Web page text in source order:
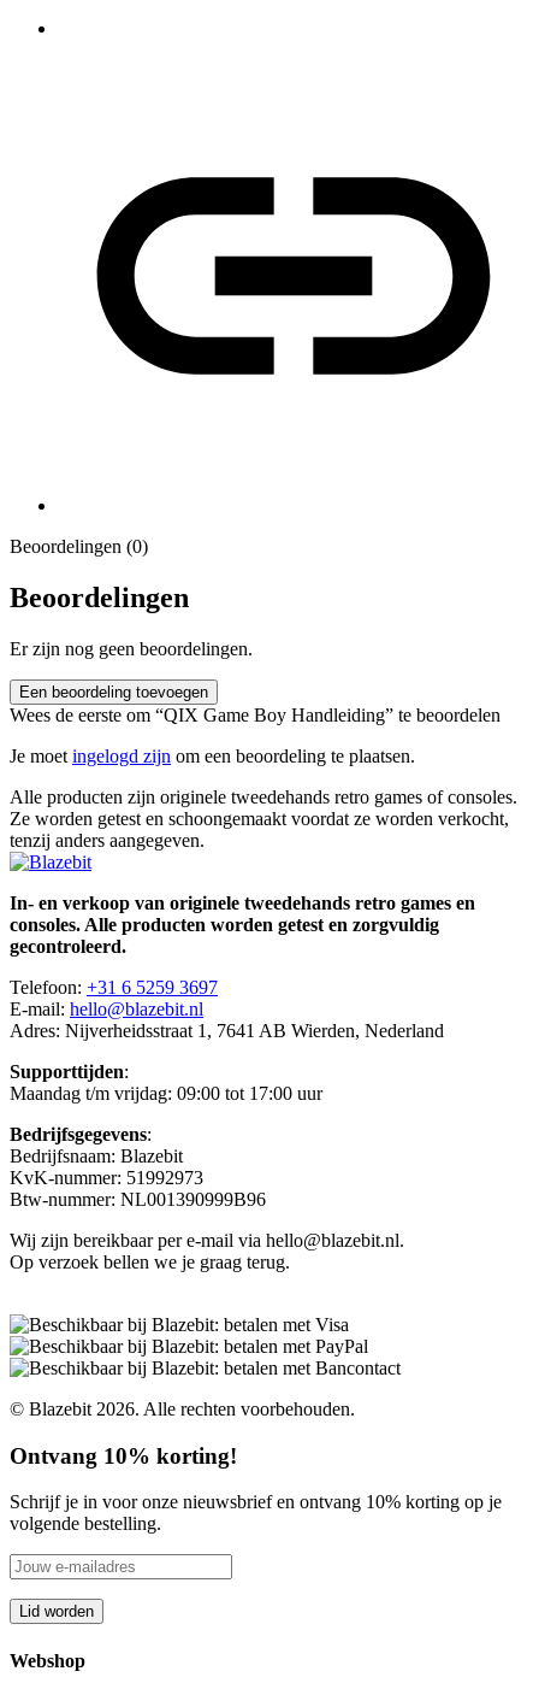
Beoordelingen (0)
Beoordelingen
Er zijn nog geen beoordelingen.
Een beoordeling toevoegen
Wees de eerste om “QIX Game Boy Handleiding” te beoordelen
Je moet ingelogd zijn om een beoordeling te plaatsen.
Alle producten zijn originele tweedehands retro games of consoles.
Ze worden getest en schoongemaakt voordat ze worden verkocht,
tenzij anders aangegeven.
In- en verkoop van originele tweedehands retro games en
consoles. Alle producten worden getest en zorgvuldig
gecontroleerd.
Telefoon: +31 6 5259 3697
E-mail: hello@blazebit.nl
Adres: Nijverheidsstraat 1, 7641 AB Wierden, Nederland
Supporttijden:
Maandag t/m vrijdag: 09:00 tot 17:00 uur
Bedrijfsgegevens:
Bedrijfsnaam: Blazebit
KvK-nummer: 51992973
Btw-nummer: NL001390999B96
Wij zijn bereikbaar per e-mail via hello@blazebit.nl.
Op verzoek bellen we je graag terug.
© Blazebit 2026. Alle rechten voorbehouden.
Ontvang 10% korting!
Schrijf je in voor onze nieuwsbrief en ontvang 10% korting op je
volgende bestelling.
Webshop